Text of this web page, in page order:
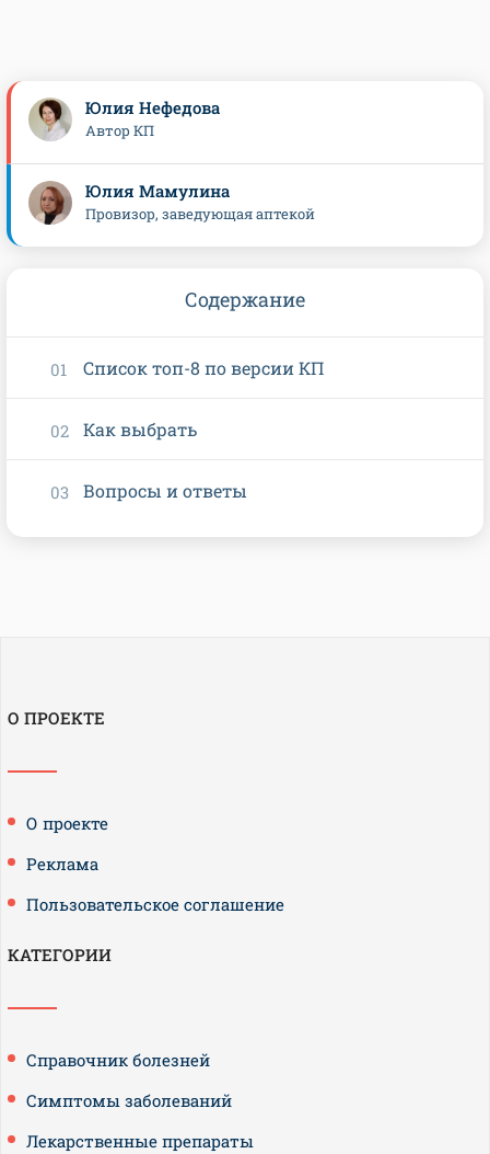
Юлия Нефедова
Автор КП
Юлия Мамулина
Провизор, заведующая аптекой
Содержание
Список топ-8 по версии КП
Как выбрать
Вопросы и ответы
О ПРОЕКТЕ
О проекте
Реклама
Пользовательское соглашение
КАТЕГОРИИ
Справочник болезней
Симптомы заболеваний
Лекарственные препараты